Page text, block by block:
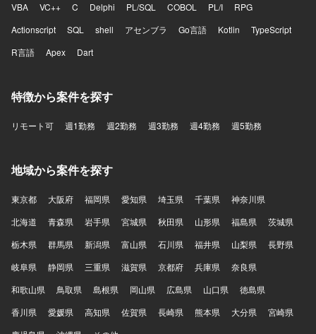
どの環境で作業いただきます。
VBA
VC++ C Delphi PL/SQL COBOL PL/I
RPG
Actionscript
SQL shell アセンブラ Go言語 Kotlin
TypeScript
R言語
Apex Dart
特徴から案件を探す
リモート可 週1勤務 週2勤務 週3勤務 週4勤務 週5勤務
地域から案件を探す
東京都 大阪府 福岡県 愛知県 埼玉県 千葉県
神奈川県
北海道
青森県 岩手県 宮城県 秋田県 山形県 福島県
茨城県
栃木県
群馬県 新潟県 富山県 石川県 福井県 山梨県
長野県
岐阜県
静岡県 三重県 滋賀県 京都府 兵庫県
奈良県
和歌山県
鳥取県 島根県 岡山県 広島県 山口県
徳島県
香川県
愛媛県 高知県 佐賀県 長崎県 熊本県 大分県
宮崎県